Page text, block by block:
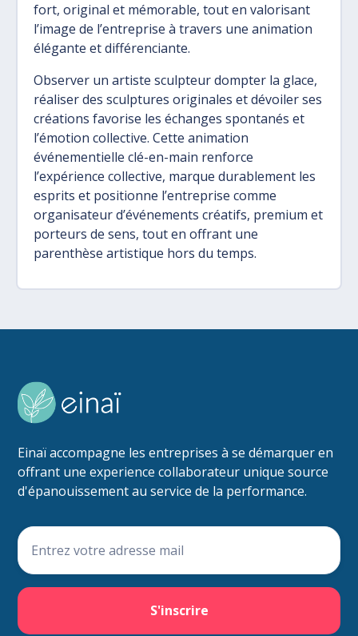
fort, original et mémorable, tout en valorisant
l’image de l’entreprise à travers une animation
élégante et différenciante.
Observer un artiste sculpteur dompter la glace,
réaliser des sculptures originales et dévoiler ses
créations favorise les échanges spontanés et
l’émotion collective. Cette animation
événementielle clé-en-main renforce
l’expérience collective, marque durablement les
esprits et positionne l’entreprise comme
organisateur d’événements créatifs, premium et
porteurs de sens, tout en offrant une
parenthèse artistique hors du temps.
Einaï accompagne les entreprises à se démarquer en
offrant une experience collaborateur unique source
d'épanouissement au service de la performance.